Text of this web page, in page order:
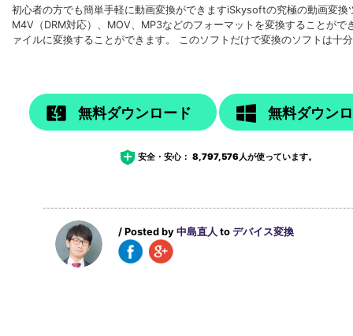
初心者の方でも簡単手軽に動画変換ができますiSkysoftの究極の動画変
M4V（DRM対応）、MOV、MP3などのフォーマットを変換することが
ァイルに変換することができます。 このソフトだけで変換のソフトは十
無料ダウンロード 無料ダウン
安全・安心： 8,797,576人が使っています。
/ Posted by 中島直人 to デバイス変換